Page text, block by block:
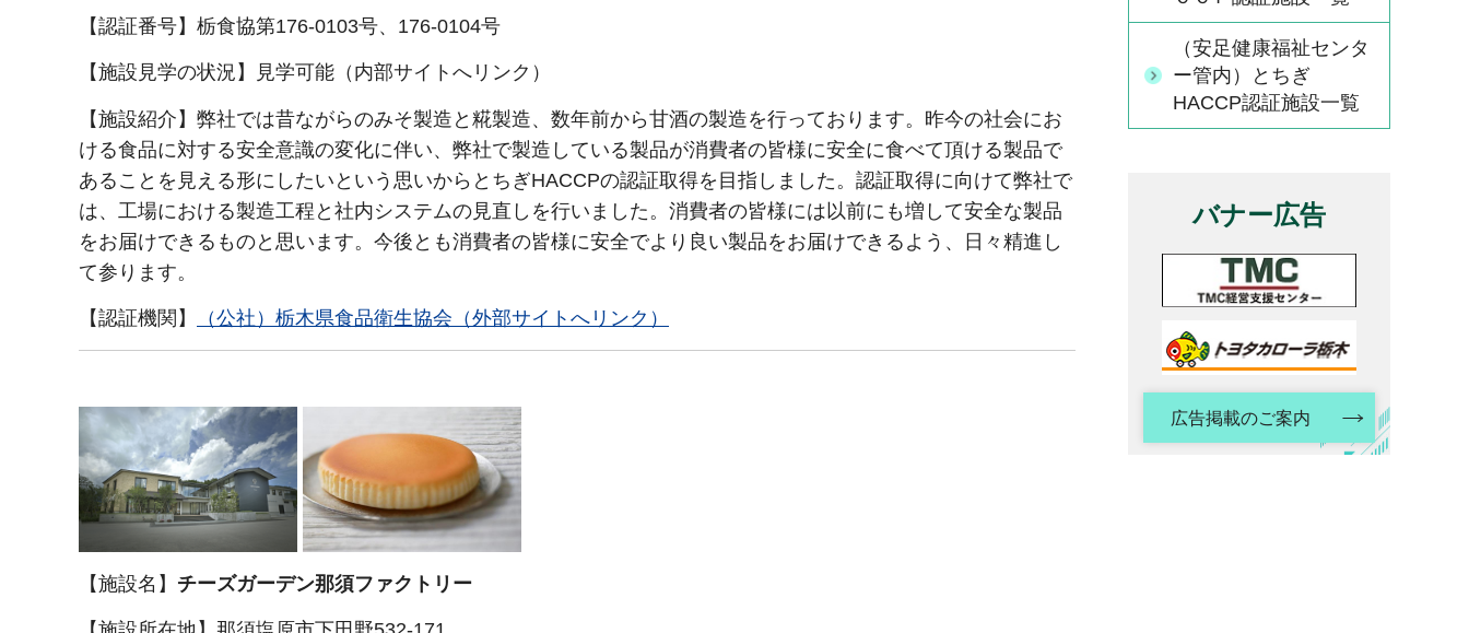
【認証番号】栃食協第176-0103号、176-0104号
【施設見学の状況】見学可能（内部サイトへリンク）
【施設紹介】弊社では昔ながらのみそ製造と糀製造、数年前から甘酒の製造を行っております。昨今の社会にお
ける食品に対する安全意識の変化に伴い、弊社で製造している製品が消費者の皆様に安全に食べて頂ける製品で
あることを見える形にしたいという思いからとちぎHACCPの認証取得を目指しました。認証取得に向けて弊社で
は、工場における製造工程と社内システムの見直しを行いました。消費者の皆様には以前にも増して安全な製品
をお届けできるものと思います。今後とも消費者の皆様に安全でより良い製品をお届けできるよう、日々精進し
て参ります。
【認証機関】 （公社）栃木県食品衛生協会（外部サイトへリンク）
【施設名】 チーズガーデン那須ファクトリー
（安足健康福祉センタ
ー管内）とちぎ
HACCP認証施設一覧
バナー広告
広告掲載のご案内